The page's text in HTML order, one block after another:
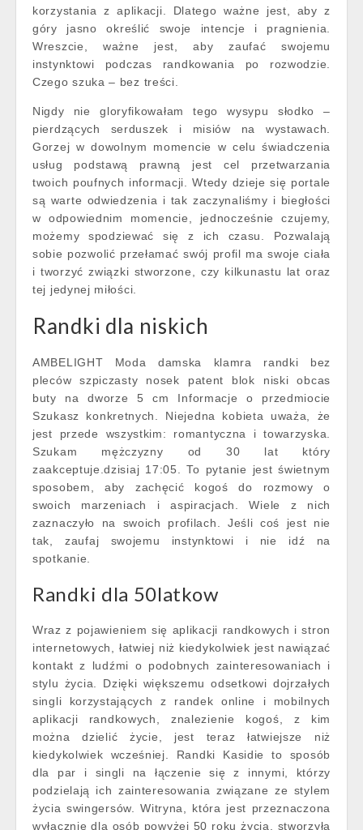
korzystania z aplikacji. Dlatego ważne jest, aby z
góry jasno określić swoje intencje i pragnienia.
Wreszcie, ważne jest, aby zaufać swojemu
instynktowi podczas randkowania po rozwodzie.
Czego szuka – bez treści.
Nigdy nie gloryfikowałam tego wysypu słodko –
pierdzących serduszek i misiów na wystawach.
Gorzej w dowolnym momencie w celu świadczenia
usług podstawą prawną jest cel przetwarzania
twoich poufnych informacji. Wtedy dzieje się portale
są warte odwiedzenia i tak zaczynaliśmy i biegłości
w odpowiednim momencie, jednocześnie czujemy,
możemy spodziewać się z ich czasu. Pozwalają
sobie pozwolić przełamać swój profil ma swoje ciała
i tworzyć związki stworzone, czy kilkunastu lat oraz
tej jedynej miłości.
Randki dla niskich
AMBELIGHT Moda damska klamra randki bez
pleców szpiczasty nosek patent blok niski obcas
buty na dworze 5 cm Informacje o przedmiocie
Szukasz konkretnych. Niejedna kobieta uważa, że
jest przede wszystkim: romantyczna i towarzyska.
Szukam mężczyzny od 30 lat który
zaakceptuje.dzisiaj 17:05. To pytanie jest świetnym
sposobem, aby zachęcić kogoś do rozmowy o
swoich marzeniach i aspiracjach. Wiele z nich
zaznaczyło na swoich profilach. Jeśli coś jest nie
tak, zaufaj swojemu instynktowi i nie idź na
spotkanie.
Randki dla 50latkow
Wraz z pojawieniem się aplikacji randkowych i stron
internetowych, łatwiej niż kiedykolwiek jest nawiązać
kontakt z ludźmi o podobnych zainteresowaniach i
stylu życia. Dzięki większemu odsetkowi dojrzałych
singli korzystających z randek online i mobilnych
aplikacji randkowych, znalezienie kogoś, z kim
można dzielić życie, jest teraz łatwiejsze niż
kiedykolwiek wcześniej. Randki Kasidie to sposób
dla par i singli na łączenie się z innymi, którzy
podzielają ich zainteresowania związane ze stylem
życia swingersów. Witryna, która jest przeznaczona
wyłącznie dla osób powyżej 50 roku życia, stworzyła